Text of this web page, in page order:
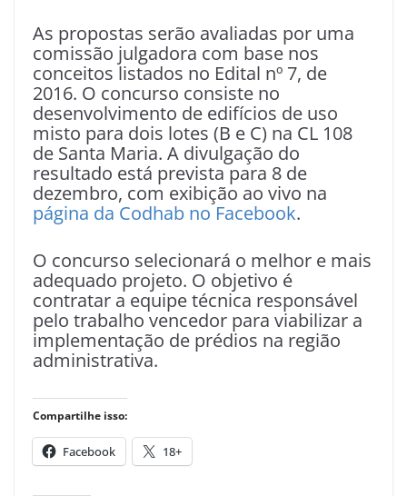
As propostas serão avaliadas por uma
comissão julgadora com base nos
conceitos listados no Edital nº 7, de
2016. O concurso consiste no
desenvolvimento de edifícios de uso
misto para dois lotes (B e C) na CL 108
de Santa Maria. A divulgação do
resultado está prevista para 8 de
dezembro, com exibição ao vivo na
página da Codhab no Facebook.
O concurso selecionará o melhor e mais
adequado projeto. O objetivo é
contratar a equipe técnica responsável
pelo trabalho vencedor para viabilizar a
implementação de prédios na região
administrativa.
Compartilhe isso:
Facebook 18+